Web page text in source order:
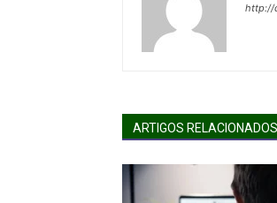
http://
ARTIGOS RELACIONADOS